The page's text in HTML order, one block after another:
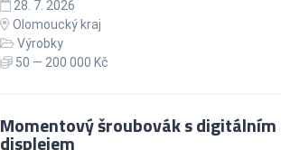
28. 7. 2026
Olomoucký kraj
Výrobky
50 — 200 000 Kč
Momentový šroubovák s digitálním
displejem